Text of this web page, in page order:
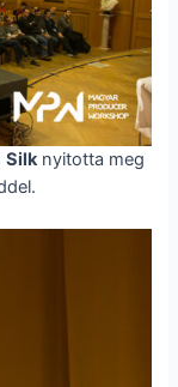
Silknyitotta meg